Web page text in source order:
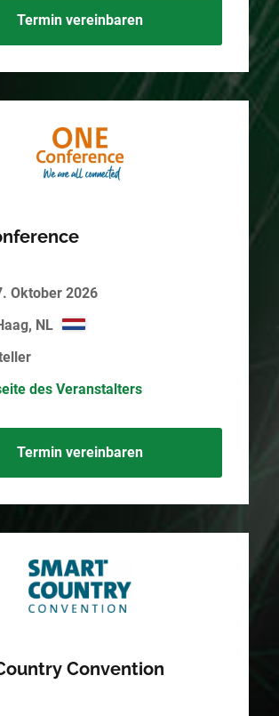
Termin vereinbaren
Oktober 2026
NL
des Veranstalters
Termin vereinbaren
Convention